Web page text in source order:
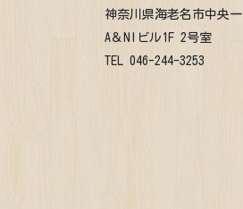
神奈川県海老名市中央
A＆NIビル1F 2号室
TEL 046-244-3253